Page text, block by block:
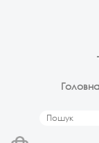
Головна